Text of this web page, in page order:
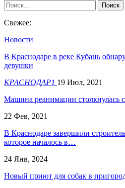
Свежее:
Новости
В Краснодаре в реке Кубань
девушки
КРАСНОДАР1 19 Июл, 2021
Машина реанимации столкнулась
22 Фев, 2021
В Краснодаре завершили
которое началось в…
24 Янв, 2024
Новый приют для собак в